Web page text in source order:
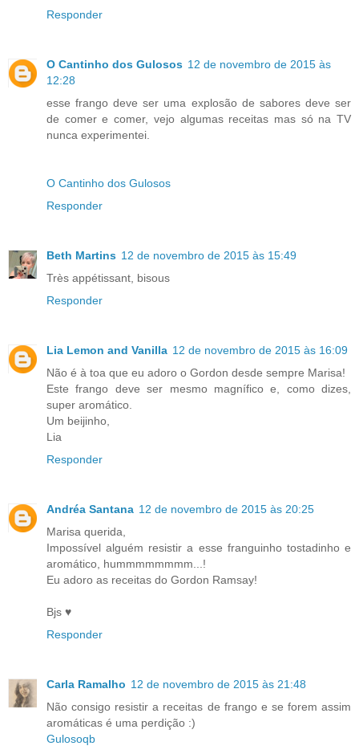
Responder
O Cantinho dos Gulosos 12 de novembro de 2015 às
12:28
esse frango deve ser uma explosão de sabores deve ser
de comer e comer, vejo algumas receitas mas só na TV
nunca experimentei.
O Cantinho dos Gulosos
Responder
Beth Martins 12 de novembro de 2015 às 15:49
Très appétissant, bisous
Responder
Lia Lemon and Vanilla 12 de novembro de 2015 às 16:09
Não é à toa que eu adoro o Gordon desde sempre Marisa!
Este frango deve ser mesmo magnífico e, como dizes,
super aromático.
Um beijinho,
Lia
Responder
Andréa Santana 12 de novembro de 2015 às 20:25
Marisa querida,
Impossível alguém resistir a esse franguinho tostadinho e
aromático, hummmmmmmm...!
Eu adoro as receitas do Gordon Ramsay!
Bjs ♥
Responder
Carla Ramalho 12 de novembro de 2015 às 21:48
Não consigo resistir a receitas de frango e se forem assim
aromáticas é uma perdição :)
Gulosoqb